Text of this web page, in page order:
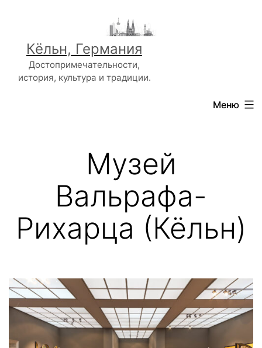
содержимому
Кёльн, Германия
Достопримечательности,
история, культура и традиции.
Меню
Музей
Вальрафа-
Рихарца (Кёльн)